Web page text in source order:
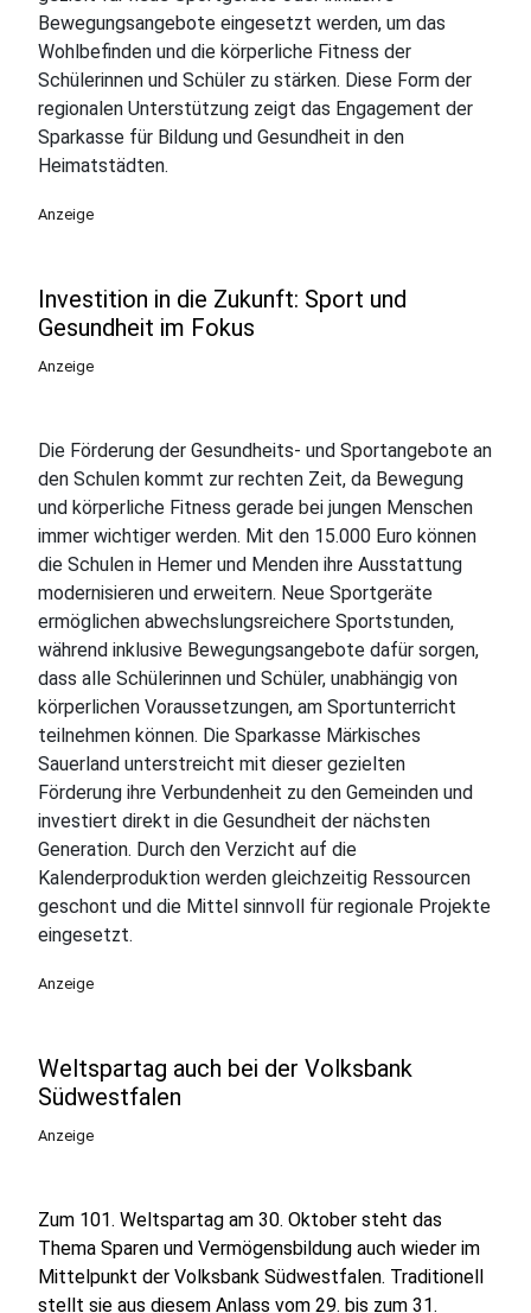
Bewegungsangebote eingesetzt werden, um das
Wohlbefinden und die körperliche Fitness der
Schülerinnen und Schüler zu stärken. Diese Form der
regionalen Unterstützung zeigt das Engagement der
Sparkasse für Bildung und Gesundheit in den
Heimatstädten.
Anzeige
Investition in die Zukunft: Sport und
Gesundheit im Fokus
Anzeige
Die Förderung der Gesundheits- und Sportangebote an
den Schulen kommt zur rechten Zeit, da Bewegung
und körperliche Fitness gerade bei jungen Menschen
immer wichtiger werden. Mit den 15.000 Euro können
die Schulen in Hemer und Menden ihre Ausstattung
modernisieren und erweitern. Neue Sportgeräte
ermöglichen abwechslungsreichere Sportstunden,
während inklusive Bewegungsangebote dafür sorgen,
dass alle Schülerinnen und Schüler, unabhängig von
körperlichen Voraussetzungen, am Sportunterricht
teilnehmen können. Die Sparkasse Märkisches
Sauerland unterstreicht mit dieser gezielten
Förderung ihre Verbundenheit zu den Gemeinden und
investiert direkt in die Gesundheit der nächsten
Generation. Durch den Verzicht auf die
Kalenderproduktion werden gleichzeitig Ressourcen
geschont und die Mittel sinnvoll für regionale Projekte
eingesetzt.
Anzeige
Weltspartag auch bei der Volksbank
Südwestfalen
Anzeige
Zum 101. Weltspartag am 30. Oktober steht das
Thema Sparen und Vermögensbildung auch wieder im
Mittelpunkt der Volksbank Südwestfalen. Traditionell
stellt sie aus diesem Anlass vom 29. bis zum 31.